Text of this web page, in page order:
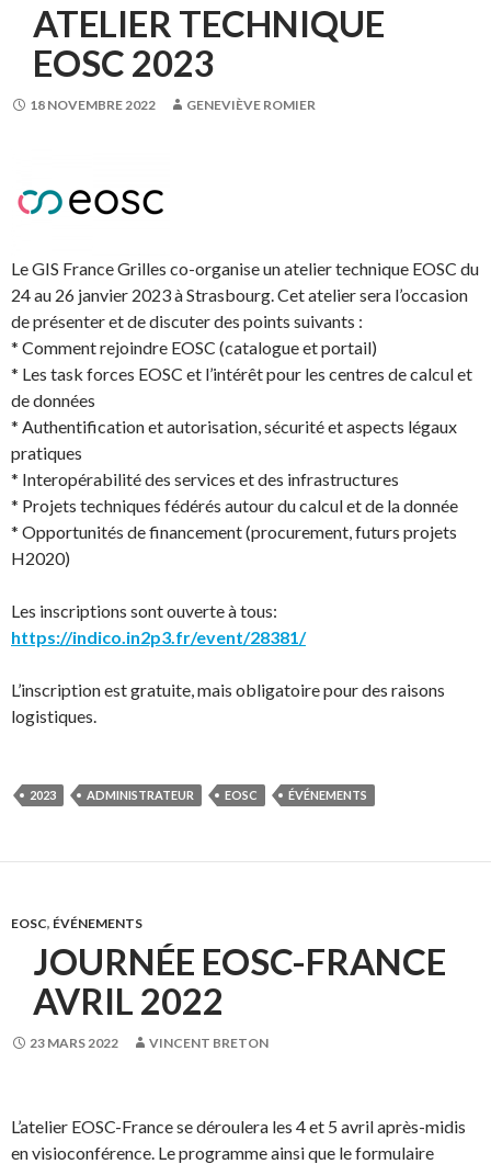
ATELIER TECHNIQUE
EOSC 2023
18 NOVEMBRE 2022 GENEVIÈVE ROMIER
Le GIS France Grilles co-organise un atelier technique EOSC du
24 au 26 janvier 2023 à Strasbourg. Cet atelier sera l’occasion
de présenter et de discuter des points suivants :
* Comment rejoindre EOSC (catalogue et portail)
* Les task forces EOSC et l’intérêt pour les centres de calcul et
de données
* Authentification et autorisation, sécurité et aspects légaux
pratiques
* Interopérabilité des services et des infrastructures
* Projets techniques fédérés autour du calcul et de la donnée
* Opportunités de financement (procurement, futurs projets
H2020)
Les inscriptions sont ouverte à tous:
https://indico.in2p3.fr/event/28381/
L’inscription est gratuite, mais obligatoire pour des raisons
logistiques.
2023 ADMINISTRATEUR EOSC ÉVÉNEMENTS
EOSC, ÉVÉNEMENTS
JOURNÉE EOSC-FRANCE
AVRIL 2022
23 MARS 2022 VINCENT BRETON
L’atelier EOSC-France se déroulera les 4 et 5 avril après-midis
en visioconférence. Le programme ainsi que le formulaire